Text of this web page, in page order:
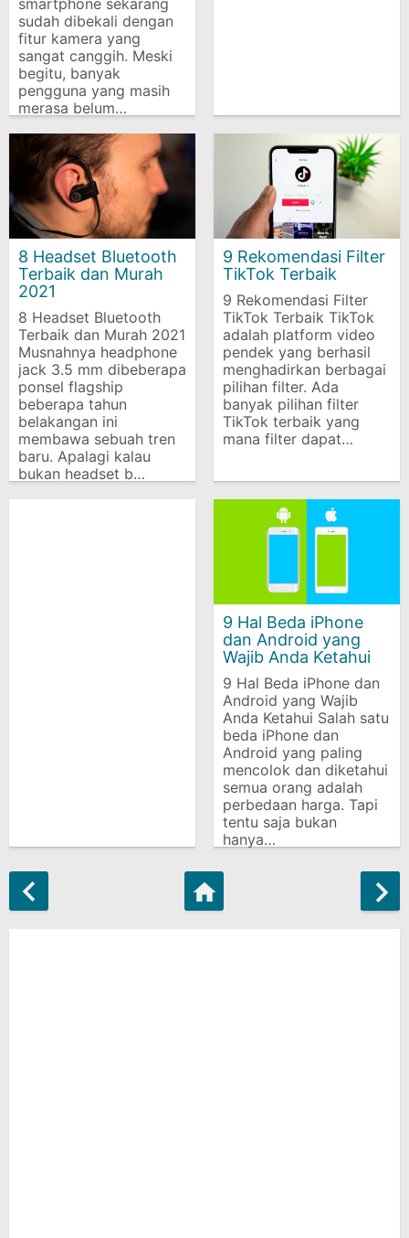
sudah dibekali dengan
fitur kamera yang
sangat canggih. Meski
begitu, banyak
pengguna yang masih
merasa belum…
8 Headset Bluetooth
Terbaik dan Murah
2021
8 Headset Bluetooth
Terbaik dan Murah 2021
Musnahnya headphone
jack 3.5 mm dibeberapa
ponsel flagship
beberapa tahun
belakangan ini
membawa sebuah tren
baru. Apalagi kalau
bukan headset b…
9 Rekomendasi Filter
TikTok Terbaik
9 Rekomendasi Filter
TikTok Terbaik TikTok
adalah platform video
pendek yang berhasil
menghadirkan berbagai
pilihan filter. Ada
banyak pilihan filter
TikTok terbaik yang
mana filter dapat…
9 Hal Beda iPhone
dan Android yang
Wajib Anda Ketahui
9 Hal Beda iPhone dan
Android yang Wajib
Anda Ketahui Salah satu
beda iPhone dan
Android yang paling
mencolok dan diketahui
semua orang adalah
perbedaan harga. Tapi
tentu saja bukan
hanya…